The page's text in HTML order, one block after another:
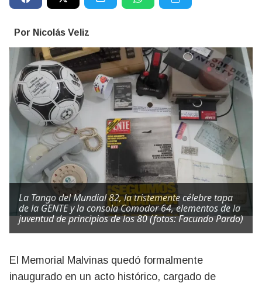
Por Nicolás Veliz
La Tango del Mundial 82, la tristemente célebre tapa
de la GENTE y la consola Comodor 64, elementos de la
juventud de principios de los 80 (fotos: Facundo Pardo)
El Memorial Malvinas quedó formalmente
inaugurado en un acto histórico, cargado de